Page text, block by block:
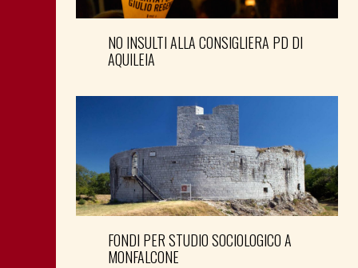
NO INSULTI ALLA CONSIGLIERA PD DI
AQUILEIA
FONDI PER STUDIO SOCIOLOGICO A
MONFALCONE